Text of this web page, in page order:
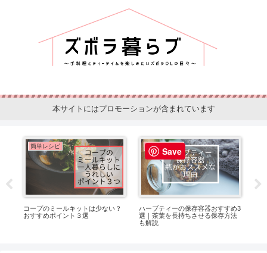
本サイトにはプロモーションが含まれています
器おすすめ3
る保存方法
ティータイム
水筒の中身は迷わずコレ！簡単に
作れるおすすめ商品
簡単レシピ
【生協の個人宅配】利用してみ
感想・口コミ
Save